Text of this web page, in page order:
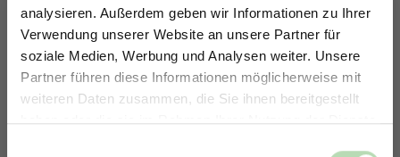
analysieren. Außerdem geben wir Informationen zu Ihrer
Verwendung unserer Website an unsere Partner für
soziale Medien, Werbung und Analysen weiter. Unsere
Partner führen diese Informationen möglicherweise mit
weiteren Daten zusammen, die Sie ihnen bereitgestellt
haben oder die sie im Rahmen Ihrer Nutzung der Dienste
ERHALTE 5% RABATT AUF
DEINE RÜCKWÄNDE